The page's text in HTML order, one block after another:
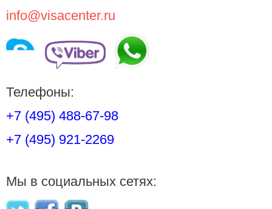
info@visacenter.ru
Телефоны:
+7 (495) 488-67-98
+7 (495) 921-2269
Мы в социальных сетях: